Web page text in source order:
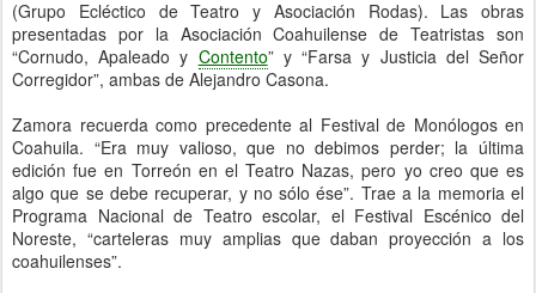
(Grupo Ecléctico de Teatro y Asociación Rodas). Las obras
presentadas por la Asociación Coahuilense de Teatristas son
“Cornudo, Apaleado y Contento” y “Farsa y Justicia del Señor
Corregidor”, ambas de Alejandro Casona.
Zamora recuerda como precedente al Festival de Monólogos en
Coahuila. “Era muy valioso, que no debimos perder; la última
edición fue en Torreón en el Teatro Nazas, pero yo creo que es
algo que se debe recuperar, y no sólo ése”. Trae a la memoria el
Programa Nacional de Teatro escolar, el Festival Escénico del
Noreste, “carteleras muy amplias que daban proyección a los
coahuilenses”.